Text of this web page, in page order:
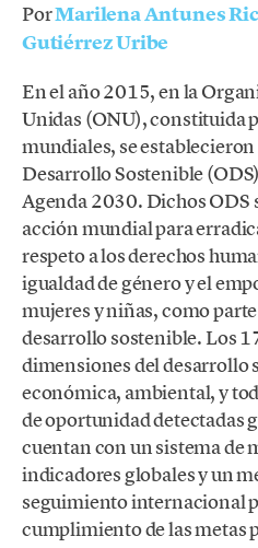
PorMarilena Antunes
Gutiérrez Uribe
En el año 2015, en la
Unidas (ONU), constituida
mundiales, se
Desarrollo Sostenible
Agenda 2030. Dichos ODS
acción mundial para
respeto a los derechos
igualdad de género y el
mujeres y niñas, como
desarrollo sostenible. Los
dimensiones del desarrollo
económica, ambiental, y
de oportunidad detectadas
cuentan con un sistema de
indicadores globales y un
seguimiento internacional
cumplimiento de las metas